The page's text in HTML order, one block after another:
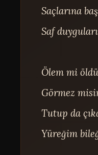
Saçlarına
Saf
Ölem mi
Görmez
Tutup da
Yüreğim